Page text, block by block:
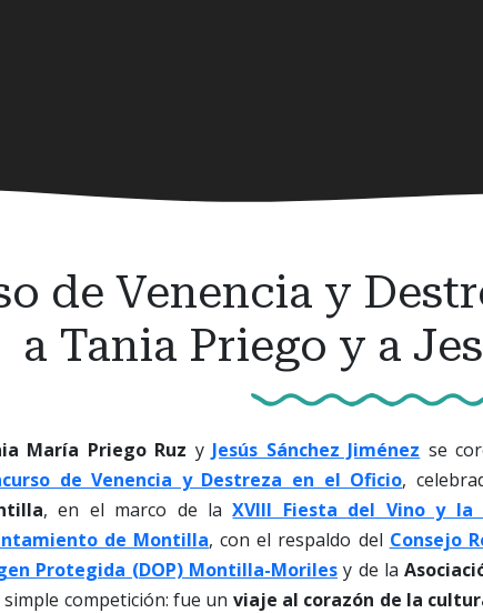
de Venencia y
a Tania Priego y a
María Priego Ruz y Jesús Sánchez Jiménez se
de Venencia y Destreza en el Oficio,
, en el marco de laXVIII Fiesta del Vino y la
de Montilla, con el respaldo del Consejo
Protegida (DOP) Montilla-Morilesy de la
simple competición: fue un viaje al corazón de la